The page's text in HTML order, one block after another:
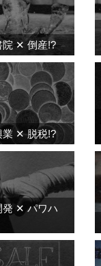
院 ✕ 倒産!?
業 ✕ 脱税!?
発 ✕ パワハ